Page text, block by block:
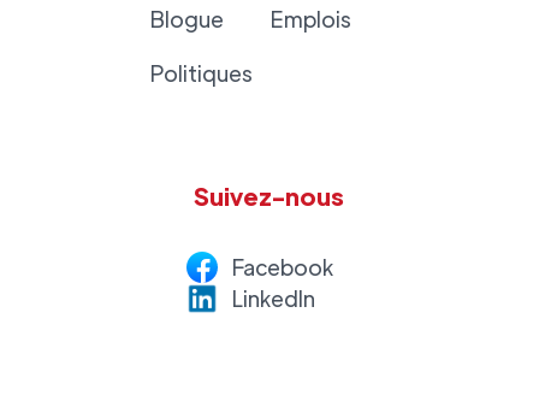
Blogue
Politiques
Emplois
Suivez-nous
Facebook
LinkedIn